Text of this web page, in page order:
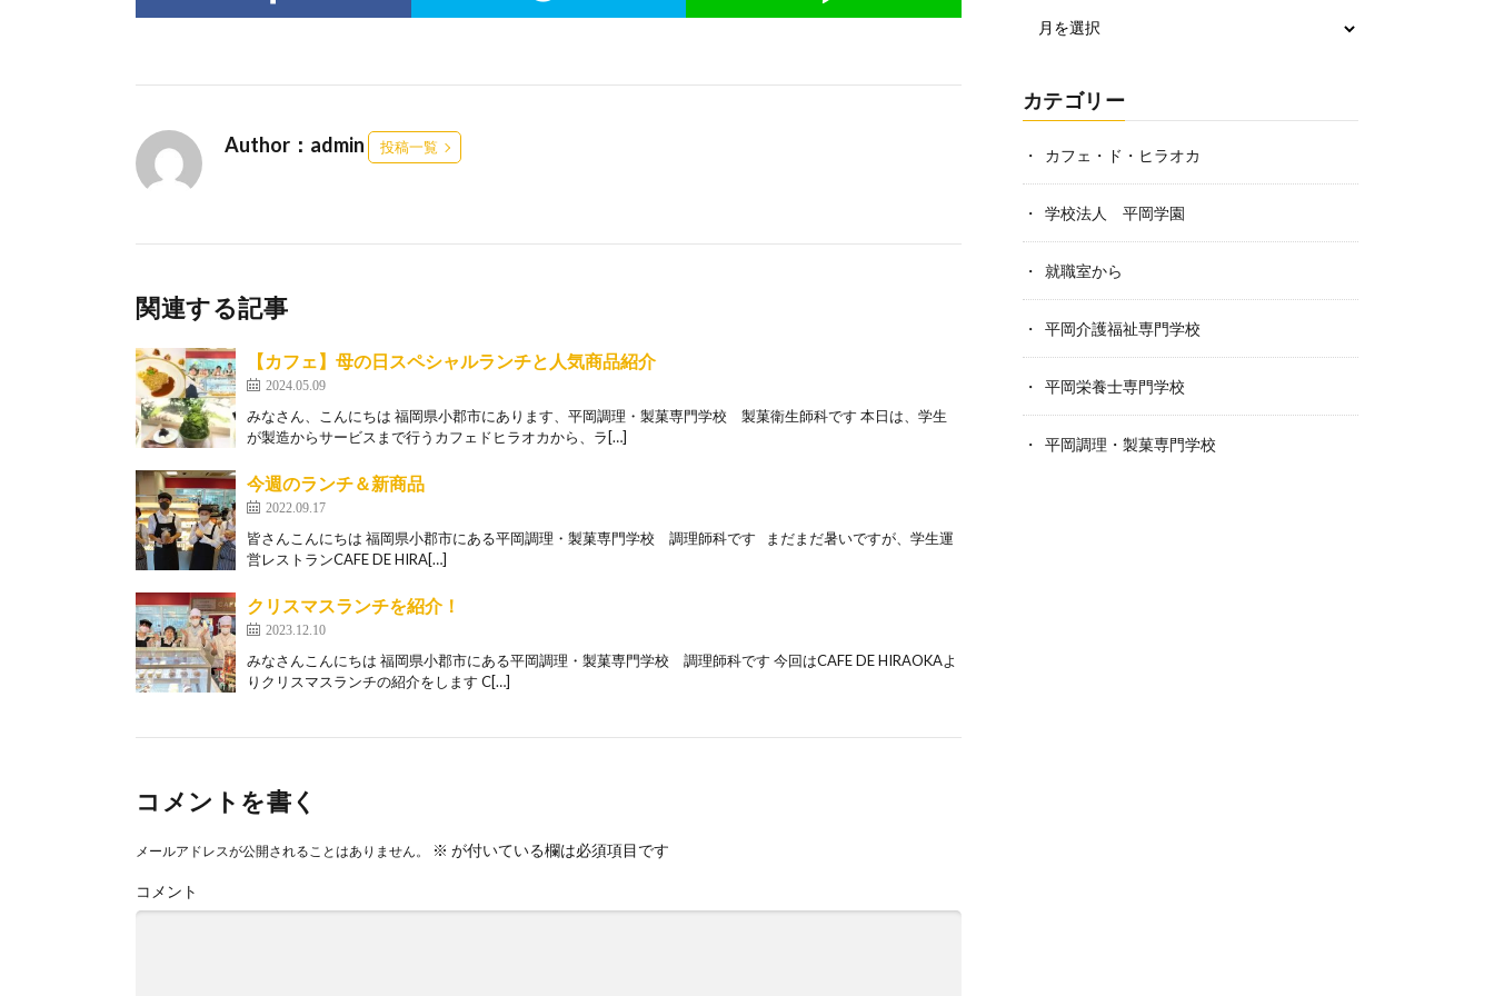
Author：admin 投稿一覧
関連する記事
【カフェ】母の日スペシャルランチと人気商品紹介
2024.05.09
みなさん、こんにちは 福岡県小郡市にあります、平岡調理・製菓専門学校 製菓衛生師科です 本日は、学生
が製造からサービスまで行うカフェドヒラオカから、ラ[…]
今週のランチ＆新商品
2022.09.17
皆さんこんにちは 福岡県小郡市にある平岡調理・製菓専門学校 調理師科です まだまだ暑いですが、学生運
営レストランCAFE DE HIRA[…]
クリスマスランチを紹介！
2023.12.10
みなさんこんにちは 福岡県小郡市にある平岡調理・製菓専門学校 調理師科です 今回はCAFE DE HIRAOKAよ
りクリスマスランチの紹介をします C[…]
コメントを書く
メールアドレスが公開されることはありません。 ※ が付いている欄は必須項目です
コメント
カテゴリー
カフェ・ド・ヒラオカ
学校法人 平岡学園
就職室から
平岡介護福祉専門学校
平岡栄養士専門学校
平岡調理・製菓専門学校